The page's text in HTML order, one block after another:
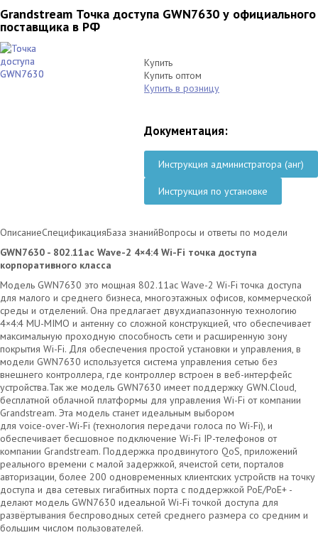
Grandstream Точка доступа GWN7630 у официального
поставщика в РФ
Купить
Купить оптом
Купить в розницу
Документация:
Инструкция администратора (анг)
Инструкция по установке
ОписаниеСпецификацияБаза знанийВопросы и ответы по модели
GWN7630 - 802.11ac Wave-2 4×4:4 Wi-Fi точка доступа
корпоративного класса
Модель GWN7630 это мощная 802.11ac Wave-2 Wi-Fi точка доступа
для малого и среднего бизнеса, многоэтажных офисов, коммерческой
среды и отделений. Она предлагает двухдиапазонную технологию
4×4:4 MU-MIMO и антенну со сложной конструкцией, что обеспечивает
максимальную проходную способность сети и расширенную зону
покрытия Wi-Fi. Для обеспечения простой установки и управления, в
модели GWN7630 используется система управления сетью без
внешнего контроллера, где контроллер встроен в веб-интерфейс
устройства.Так же модель GWN7630 имеет поддержку GWN.Cloud,
бесплатной облачной платформы для управления Wi-Fi от компании
Grandstream. Эта модель станет идеальным выбором
для voice-over-Wi-Fi (технология передачи голоса по Wi-Fi), и
обеспечивает бесшовное подключение Wi-Fi IP-телефонов от
компании Grandstream. Поддержка продвинутого QoS, приложений
реального времени с малой задержкой, ячеистой сети, порталов
авторизации, более 200 одновременных клиентских устройств на точку
доступа и два сетевых гигабитных порта с поддержкой PoE/PoE+ -
делают модель GWN7630 идеальной Wi-Fi точкой доступа для
развёртывания беспроводных сетей среднего размера со средним и
большим числом пользователей.